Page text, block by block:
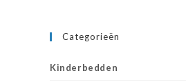
Categorieën
Kinderbedden